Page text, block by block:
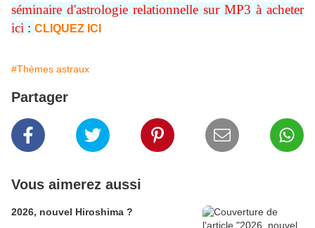
séminaire d'astrologie relationnelle sur MP3 à acheter
ici : CLIQUEZ ICI
#Thèmes astraux
Partager
Vous aimerez aussi
2026, nouvel Hiroshima ?